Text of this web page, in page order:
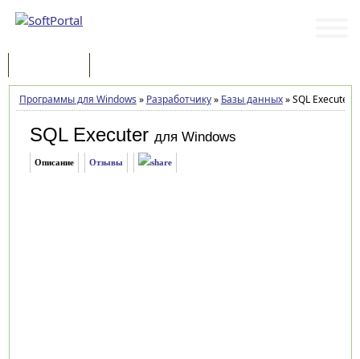
Программы для Windows » Разработчику» Базы данных»SQL Executer
SQL Executer для Windows
Описание Отзывы